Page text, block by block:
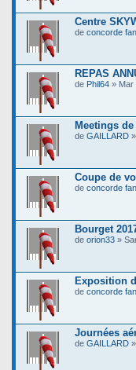
Centre
de concorde fan
REPAS
de Phil64 » Mar
Meetings
de GAILLARD
Coupe de
de concorde fan
Bourget
de orion33 »
Exposition
de concorde fan
Journées
de GAILLARD